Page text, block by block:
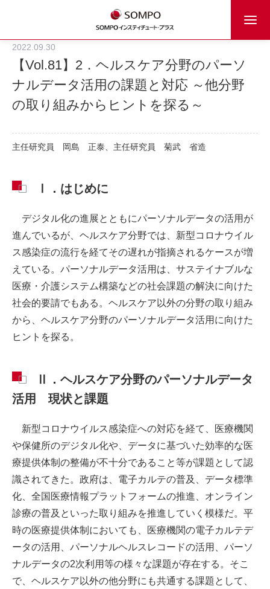
2022.09.30
【Vol.81】2．ヘルスケア分野のパーソ
ナルデータ活用の課題と対応 ～他分野
の取り組みからヒントを探る～
主任研究員 岡島 正泰、 主任研究員 菊武 省造
Ⅰ．はじめに
デジタル化の進展とともにパーソナルデータの活用が
進んでいるが、ヘルスケア分野では、新型コロナウイル
ス感染症の流行を経てその遅れが指摘されるケースが増
えている。パーソナルデータ活用は、サステイナブルな
医療・介護システム構築などの社会課題の解決に向けた
社会的要請でもある。ヘルスケア以外の分野の取り組み
から、ヘルスケア分野のパーソナルデータ活用に向けた
ヒントを探る。
Ⅱ．ヘルスケア分野のパーソナルデータ
活用 現状と課題
新型コロナウイルス感染症への対応を経て、医療機関
や保健所のデジタル化や、データに基づいた効率的な医
療提供体制の整備が不十分であること等が課題として認
識されてきた。政府は、電子カルテの普及、データ標準
化、全国医療情報プラットフォームの推進、オンライン
診療の普及といった取り組みを推進していく模様だ。平
時の医療提供体制においても、医療機関の電子カルテデ
ータの活用、パーソナルヘルスレコードの活用、パーソ
ナルデータの2次利用等の様々な課題が存在する。そこ
で、ヘルスケア以外の他分野にも共通する課題として、